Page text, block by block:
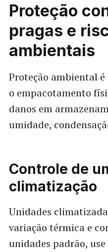
Proteção
pragas e
ambientais
Proteção ambiental
o empacotamento
danos em
umidade,
Controle de
climatização
Unidades
variação térmica e
unidades padrão, use